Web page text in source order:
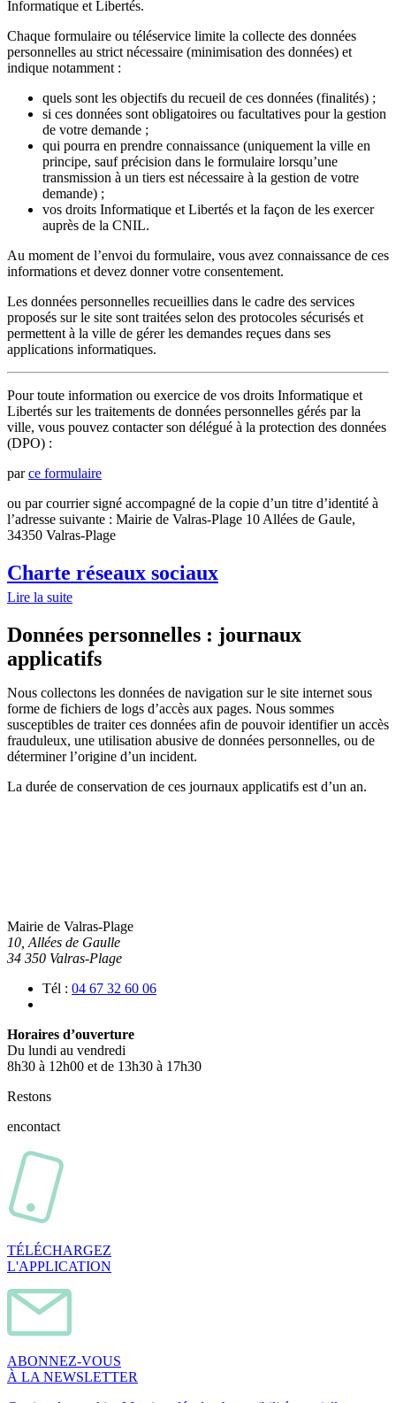
Informatique et Libertés.
Chaque formulaire ou téléservice limite la collecte des données
personnelles au strict nécessaire (minimisation des données) et
indique notamment :
quels sont les objectifs du recueil de ces données (finalités) ;
si ces données sont obligatoires ou facultatives pour la gestion
de votre demande ;
qui pourra en prendre connaissance (uniquement la ville en
principe, sauf précision dans le formulaire lorsqu’une
transmission à un tiers est nécessaire à la gestion de votre
demande) ;
vos droits Informatique et Libertés et la façon de les exercer
auprès de la CNIL.
Au moment de l’envoi du formulaire, vous avez connaissance de ces
informations et devez donner votre consentement.
Les données personnelles recueillies dans le cadre des services
proposés sur le site sont traitées selon des protocoles sécurisés et
permettent à la ville de gérer les demandes reçues dans ses
applications informatiques.
Pour toute information ou exercice de vos droits Informatique et
Libertés sur les traitements de données personnelles gérés par la
ville, vous pouvez contacter son délégué à la protection des données
(DPO) :
parce formulaire
ou par courrier signé accompagné de la copie d’un titre d’identité à
l’adresse suivante : Mairie de Valras-Plage 10 Allées de Gaule,
34350 Valras-Plage
Charte réseaux sociaux
Lire la suite
Données personnelles : journaux
applicatifs
Nous collectons les données de navigation sur le site internet sous
forme de fichiers de logs d’accès aux pages. Nous sommes
susceptibles de traiter ces données afin de pouvoir identifier un accès
frauduleux, une utilisation abusive de données personnelles, ou de
déterminer l’origine d’un incident.
La durée de conservation de ces journaux applicatifs est d’un an.
Mairie de Valras-Plage
10, Allées de Gaulle
34 350 Valras-Plage
Tél : 04 67 32 60 06
Horaires d’ouverture
Du lundi au vendredi
8h30 à 12h00 et de 13h30 à 17h30
Restons
encontact
TÉLÉCHARGEZ
L'APPLICATION
ABONNEZ-VOUS
À LA NEWSLETTER